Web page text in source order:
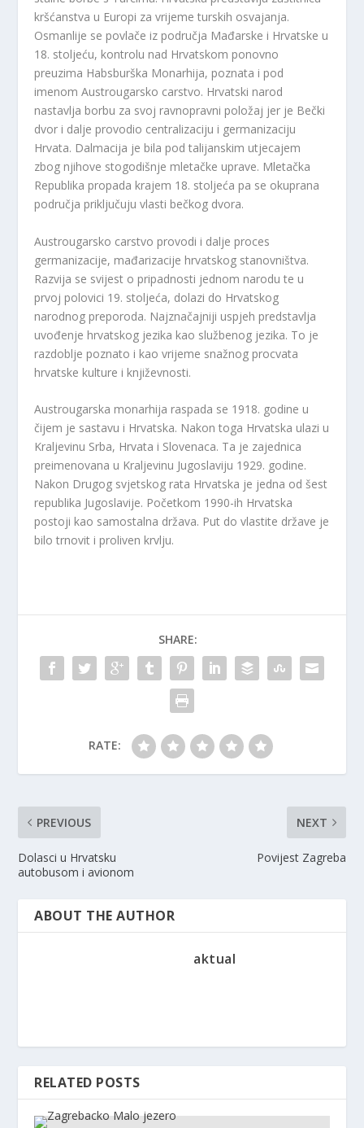
kršćanstva u Europi za vrijeme turskih osvajanja.
Osmanlije se povlače iz područja Mađarske i Hrvatske u
18. stoljeću, kontrolu nad Hrvatskom ponovno
preuzima Habsburška Monarhija, poznata i pod
imenom Austrougarsko carstvo. Hrvatski narod
nastavlja borbu za svoj ravnopravni položaj jer je Bečki
dvor i dalje provodio centralizaciju i germanizaciju
Hrvata. Dalmacija je bila pod talijanskim utjecajem
zbog njihove stogodišnje mletačke uprave. Mletačka
Republika propada krajem 18. stoljeća pa se okuprana
područja priključuju vlasti bečkog dvora.
Austrougarsko carstvo provodi i dalje proces
germanizacije, mađarizacije hrvatskog stanovništva.
Razvija se svijest o pripadnosti jednom narodu te u
prvoj polovici 19. stoljeća, dolazi do Hrvatskog
narodnog preporoda. Najznačajniji uspjeh predstavlja
uvođenje hrvatskog jezika kao službenog jezika. To je
razdoblje poznato i kao vrijeme snažnog procvata
hrvatske kulture i književnosti.
Austrougarska monarhija raspada se 1918. godine u
čijem je sastavu i Hrvatska. Nakon toga Hrvatska ulazi u
Kraljevinu Srba, Hrvata i Slovenaca. Ta je zajednica
preimenovana u Kraljevinu Jugoslaviju 1929. godine.
Nakon Drugog svjetskog rata Hrvatska je jedna od šest
republika Jugoslavije. Početkom 1990-ih Hrvatska
postoji kao samostalna država. Put do vlastite države je
bilo trnovit i proliven krvlju.
SHARE:
RATE:
PREVIOUS
Dolasci u Hrvatsku
autobusom i avionom
NEXT
Povijest Zagreba
ABOUT THE AUTHOR
aktual
RELATED POSTS